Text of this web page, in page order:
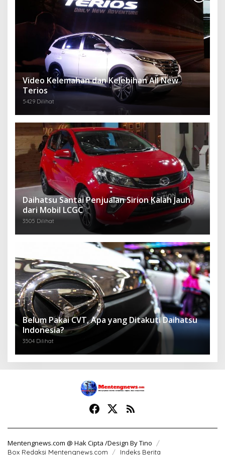
Video Kelemahan dan Kelebihan All New
Terios
5429 Dilihat
Daihatsu Santai Penjualan Sirion Kalah Jauh
dari Mobil LCGC
3505 Dilihat
Belum Pakai CVT, Apa yang Ditakuti Daihatsu
Indonesia?
3504 Dilihat
Mentengnews.com @ Hak Cipta /Design By Tino
Box Redaksi Mentengnews.com Indeks Berita